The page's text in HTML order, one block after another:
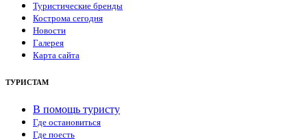
Туристические бренды
Кострома сегодня
Новости
Галерея
Карта сайта
ТУРИСТАМ
В помощь туристу
Где остановиться
Где поесть